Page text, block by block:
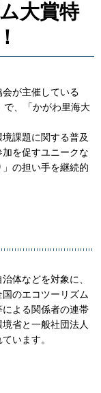
大賞特
が主催している
で、「かがわ里海大
課題に関する普及
を促すユニークな
の担い手を継続的
体などを対象に、
のエコツーリズム
よる関係者の連帯
省と一般社団法人
います。